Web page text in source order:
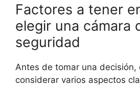
Factores a tener
elegir una cámara
seguridad
Antes de tomar una decisión,
considerar varios aspectos